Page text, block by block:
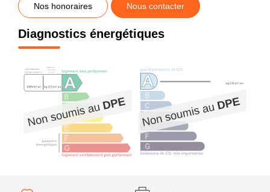
Nos honoraires Nous contacter
Diagnostics énergétiques